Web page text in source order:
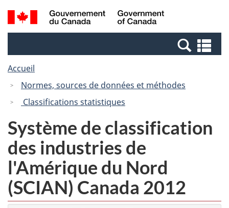
Passer
au
Passer
à
Canada
Recherche
et
et
Accueil
Normes, sources de données et méthodes
Classifications statistiques
Système de classification
des industries de
l'Amérique du Nord
(SCIAN) Canada 2012